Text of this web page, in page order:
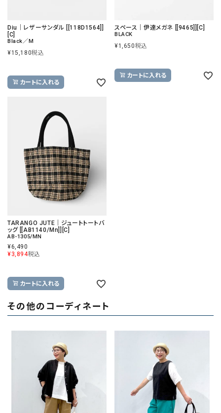
Diu｜レザーサンダル [[118D1564]]
[C]
Black／M
¥15,180税込
カートに入れる
スペース｜伊達メガネ [[9465]][C]
BLACK
¥1,650税込
カートに入れる
TARANGO JUTE｜ジュートトートバ
ッグ [[AB1140/Mn]][C]
AB-1305/MN
¥6,490
¥3,894税込
カートに入れる
その他のコーディネート